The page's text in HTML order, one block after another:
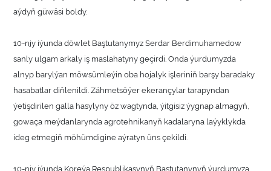
aýdyň güwäsi boldy.
10-njy iýunda döwlet Baştutanymyz Serdar Berdimuhamedow
sanly ulgam arkaly iş maslahatyny geçirdi. Onda ýurdumyzda
alnyp barylýan möwsümleýin oba hojalyk işleriniň barşy baradaky
hasabatlar diňlenildi. Zähmetsöýer ekerançylar tarapyndan
ýetişdirilen galla hasylyny öz wagtynda, ýitgisiz ýygnap almagyň,
gowaça meýdanlarynda agrotehnikanyň kadalaryna laýyklykda
ideg etmegiň möhümdigine aýratyn üns çekildi.
10-njy iýunda Koreýa Respublikasynyň Baştutanynyň ýurdumyza